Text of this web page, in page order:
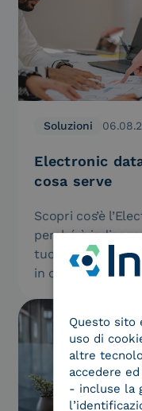
Soluzioni
Electronic
cosa serve
Scopri cos’è
perché è
tuoi partner
in outsourcing di
Questo sito
uso di
altre
accedere
- incluse la